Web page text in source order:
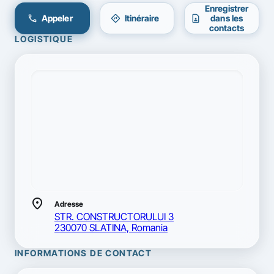
call Appeler directions Itinéraire contact_page
Enregistrer
dans les
contacts
LOGISTIQUE
location_on Adresse
STR. CONSTRUCTORULUI 3
230070 SLATINA, Romania
INFORMATIONS DE CONTACT